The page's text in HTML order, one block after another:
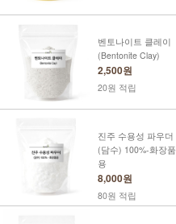
벤토나이트 클레이
(Bentonite Clay)
2,500원
20원 적립
진주 수용성 파우더
(담수) 100%-화장품
용
8,000원
80원 적립